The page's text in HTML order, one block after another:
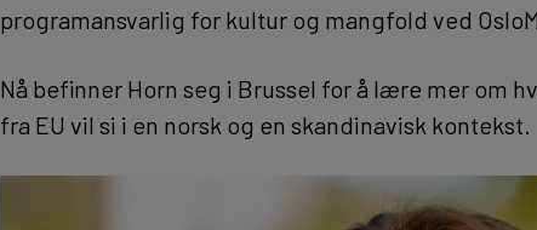
programansvarlig for kultur og mangfold ved
Nå befinner Horn seg i Brussel for å lære mer om
fra EU vil si i en norsk og en skandinavisk kontekst.